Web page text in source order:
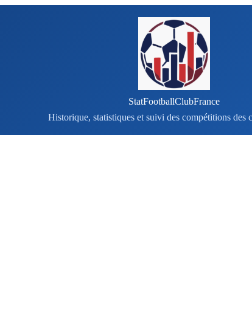
StatFootballClubFrance
Historique, statistiques et suivi des compétitions des